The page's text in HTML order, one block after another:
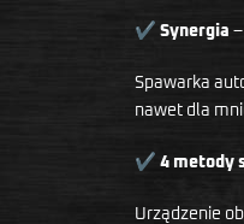
✔ Synergia
Spawarka
nawet dla
✔ 4 metody
Urządzenie